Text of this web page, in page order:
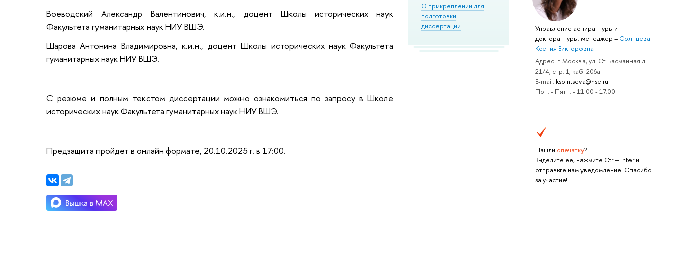
О прикреплении для
подготовки
диссертации
Управление аспирантуры и
докторантуры: менеджер– Солнцева
Ксения Викторовна
Адрес: г. Москва, ул. Ст. Басманная д.
21/4, стр. 1, каб. 206а
E-mail: ksolntseva@hse.ru
Пон. - Пятн. - 11.00 - 17.00
Нашли опечатку?
Выделите её, нажмите Ctrl+Enter и
отправьте нам уведомление. Спасибо
за участие!
Воеводский Александр Валентинович, к.и.н., доцент Школы исторических наук
Факультета гуманитарных наук НИУ ВШЭ.
Шарова Антонина Владимировна, к.и.н., доцент Школы исторических наук Факультета
гуманитарных наук НИУ ВШЭ.
С резюме и полным текстом диссертации можно ознакомиться по запросу в Школе
исторических наук Факультета гуманитарных наук НИУ ВШЭ.
Предзащита пройдет в онлайн формате, 20.10.2025 г. в 17:00.